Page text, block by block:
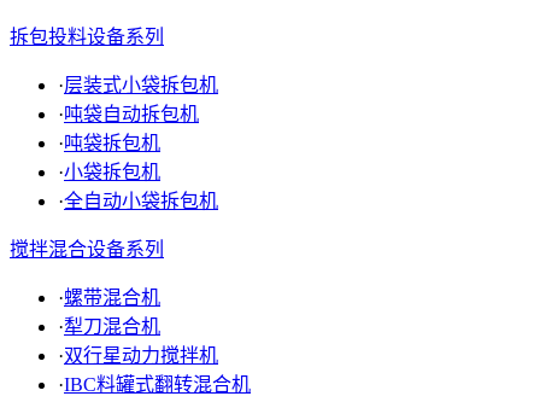
拆包投料设备系列
·层装式小袋拆包机
·吨袋自动拆包机
·吨袋拆包机
·小袋拆包机
·全自动小袋拆包机
搅拌混合设备系列
·螺带混合机
·犁刀混合机
·双行星动力搅拌机
·IBC料罐式翻转混合机